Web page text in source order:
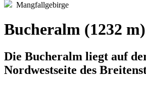
Mangfallgebirge
Bucheralm (1232 m)
Die Bucheralm liegt auf
Nordwestseite des